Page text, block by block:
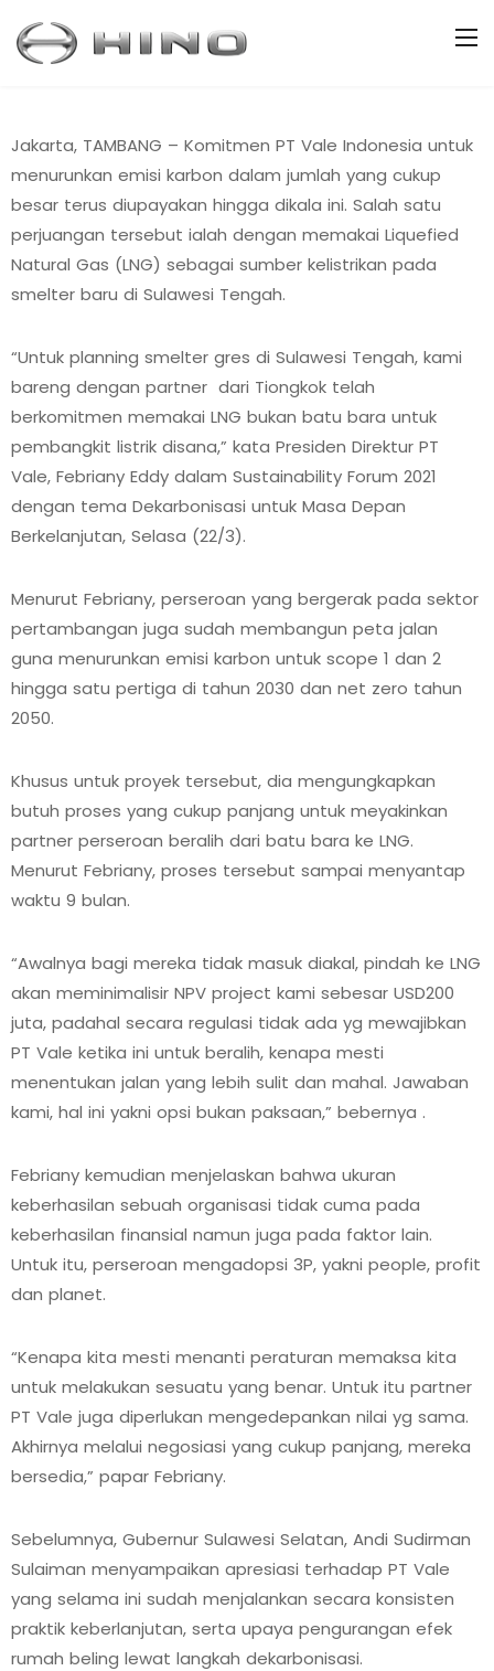
Jakarta, TAMBANG – Komitmen PT Vale Indonesia untuk
menurunkan emisi karbon dalam jumlah yang cukup
besar terus diupayakan hingga dikala ini. Salah satu
perjuangan tersebut ialah dengan memakai Liquefied
Natural Gas (LNG) sebagai sumber kelistrikan pada
smelter baru di Sulawesi Tengah.
“Untuk planning smelter gres di Sulawesi Tengah, kami
bareng dengan partner dari Tiongkok telah
berkomitmen memakai LNG bukan batu bara untuk
pembangkit listrik disana,” kata Presiden Direktur PT
Vale, Febriany Eddy dalam Sustainability Forum 2021
dengan tema Dekarbonisasi untuk Masa Depan
Berkelanjutan, Selasa (22/3).
Menurut Febriany, perseroan yang bergerak pada sektor
pertambangan juga sudah membangun peta jalan
guna menurunkan emisi karbon untuk scope 1 dan 2
hingga satu pertiga di tahun 2030 dan net zero tahun
2050.
Khusus untuk proyek tersebut, dia mengungkapkan
butuh proses yang cukup panjang untuk meyakinkan
partner perseroan beralih dari batu bara ke LNG.
Menurut Febriany, proses tersebut sampai menyantap
waktu 9 bulan.
“Awalnya bagi mereka tidak masuk diakal, pindah ke LNG
akan meminimalisir NPV project kami sebesar USD200
juta, padahal secara regulasi tidak ada yg mewajibkan
PT Vale ketika ini untuk beralih, kenapa mesti
menentukan jalan yang lebih sulit dan mahal. Jawaban
kami, hal ini yakni opsi bukan paksaan,” bebernya .
Febriany kemudian menjelaskan bahwa ukuran
keberhasilan sebuah organisasi tidak cuma pada
keberhasilan finansial namun juga pada faktor lain.
Untuk itu, perseroan mengadopsi 3P, yakni people, profit
dan planet.
“Kenapa kita mesti menanti peraturan memaksa kita
untuk melakukan sesuatu yang benar. Untuk itu partner
PT Vale juga diperlukan mengedepankan nilai yg sama.
Akhirnya melalui negosiasi yang cukup panjang, mereka
bersedia,” papar Febriany.
Sebelumnya, Gubernur Sulawesi Selatan, Andi Sudirman
Sulaiman menyampaikan apresiasi terhadap PT Vale
yang selama ini sudah menjalankan secara konsisten
praktik keberlanjutan, serta upaya pengurangan efek
rumah beling lewat langkah dekarbonisasi.